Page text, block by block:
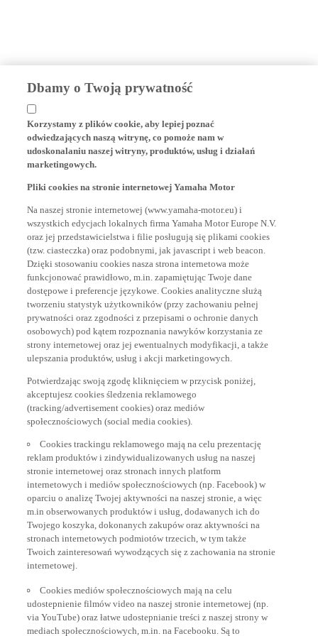
Dbamy o Twoją prywatność
Korzystamy z plików cookie, aby lepiej poznać
odwiedzających naszą witrynę, co pomoże nam w
udoskonalaniu naszej witryny, produktów, usług i działań
marketingowych.
Pliki cookies na stronie internetowej Yamaha Motor
Na naszej stronie internetowej (www.yamaha-motor.eu) i
wszystkich edycjach lokalnych firma Yamaha Motor Europe N.V.
oraz jej przedstawicielstwa i filie posługują się plikami cookies
(tzw. ciasteczka) oraz podobnymi, jak javascript i web beacon.
Dzięki stosowaniu cookies nasza strona internetowa może
funkcjonować prawidłowo, m.in. zapamiętując Twoje dane
dostępowe i preferencje językowe. Cookies analityczne służą
tworzeniu statystyk użytkowników (przy zachowaniu pełnej
prywatności oraz zgodności z przepisami o ochronie danych
osobowych) pod kątem rozpoznania nawyków korzystania ze
strony internetowej oraz jej ewentualnych modyfikacji, a także
ulepszania produktów, usług i akcji marketingowych.
Potwierdzając swoją zgodę kliknięciem w przycisk poniżej,
akceptujesz cookies śledzenia reklamowego
(tracking/advertisement cookies) oraz mediów
społecznościowych (social media cookies).
Cookies trackingu reklamowego mają na celu prezentację
reklam produktów i zindywidualizowanych usług na naszej
stronie internetowej oraz stronach innych platform
internetowych i mediów społecznościowych (np. Facebook) w
oparciu o analizę Twojej aktywności na naszej stronie, a więc
m.in obserwowanych produktów i usług, dodawanych ich do
Twojego koszyka, dokonanych zakupów oraz aktywności na
stronach internetowych podmiotów trzecich, w tym także
Twoich zainteresowań wywodzących się z zachowania na stronie
internetowej.
Cookies mediów społecznościowych mają na celu
udostepnienie filmów video na naszej stronie internetowej (np.
via YouTube) oraz łatwe udostepnianie treści z naszej strony w
mediach społecznościowych, m.in. na Facebooku. Są to